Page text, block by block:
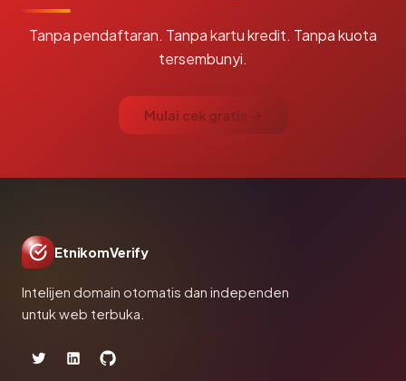
Tanpa pendaftaran. Tanpa kartu kredit. Tanpa kuota
tersembunyi.
Mulai cek gratis →
EtnikomVerify
Intelijen domain otomatis dan independen
untuk web terbuka.